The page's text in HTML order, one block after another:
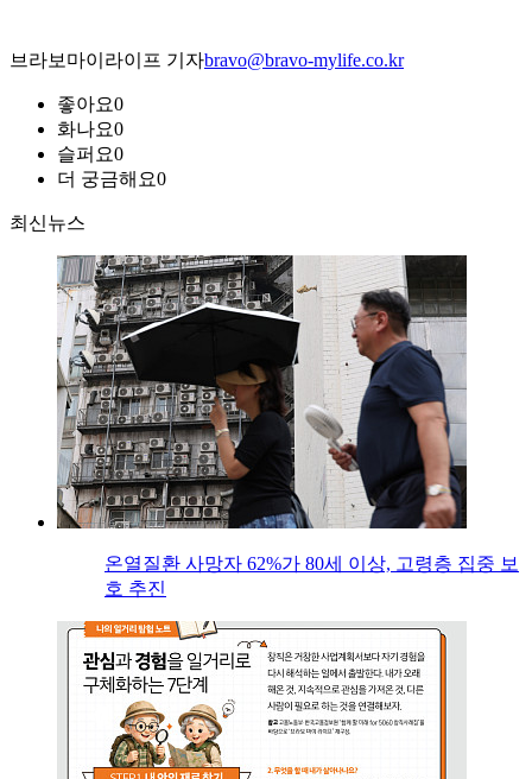
브라보마이라이프 기자bravo@bravo-mylife.co.kr
좋아요0
화나요0
슬퍼요0
더 궁금해요0
최신뉴스
온열질환 사망자 62%가 80세 이상, 고령층 집중 보
호 추진